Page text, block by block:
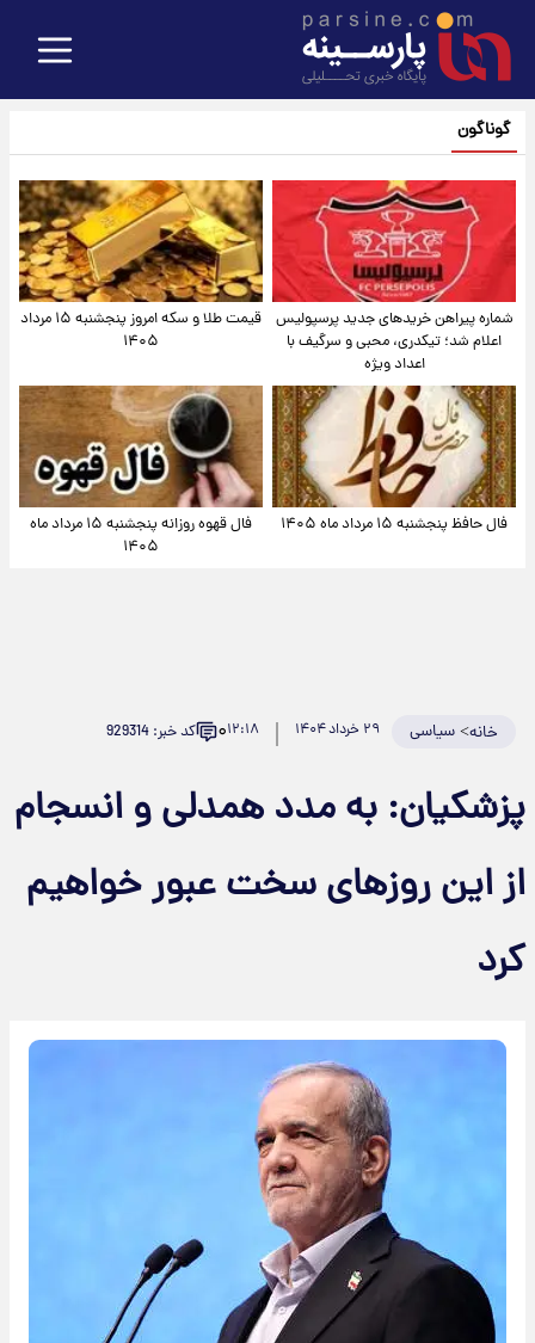
گوناگون
شماره پیراهن خریدهای جدید پرسپولیس
اعلام شد؛ تیکدری، محبی و سرگیف با
اعداد ویژه
قیمت طلا و سکه امروز پنجشنبه ۱۵ مرداد
۱۴۰۵
فال حافظ پنجشنبه ۱۵ مرداد ماه ۱۴۰۵
فال قهوه روزانه پنجشنبه ۱۵ مرداد ماه
۱۴۰۵
خانه>سیاسی ۲۹ خرداد ۱۴۰۴ ۱۲:۱۸۰ کد خبر: 929314
پزشکیان: به مدد همدلی و انسجام
از این روزهای سخت عبور خواهیم
کرد